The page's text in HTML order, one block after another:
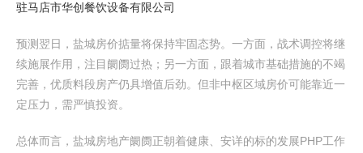
驻马店市华创餐饮设备有限公司
预测翌日，盐城房价掂量将保持牢固态势。一方面，战术调控将继
续施展作用，注目阛阓过热；另一方面，跟着城市基础措施的不竭
完善，优质料段房产仍具增值后劲。但非中枢区域房价可能靠近一
定压力，需严慎投资。
总体而言，盐城房地产阛阓正朝着健康、安详的标的发展PHP工作